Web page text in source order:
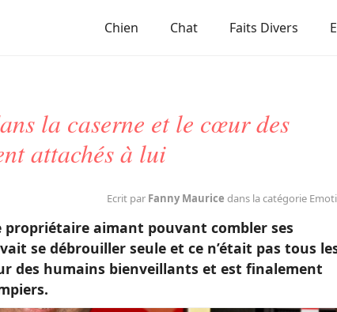
Chien Chat Faits Divers
la caserne et le cœur des
attachés à lui
Ecrit par Fanny Maurice dans la catégorie
aimant pouvant combler ses
se débrouiller seule et ce n’était pas tous
des humains bienveillants et est finalement